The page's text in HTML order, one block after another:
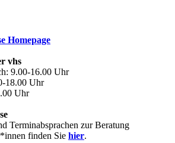
Homepage
vhs
9.00-16.00 Uhr
18.00 Uhr
Uhr
Terminabsprachen zur Beratung
finden Sie hier.